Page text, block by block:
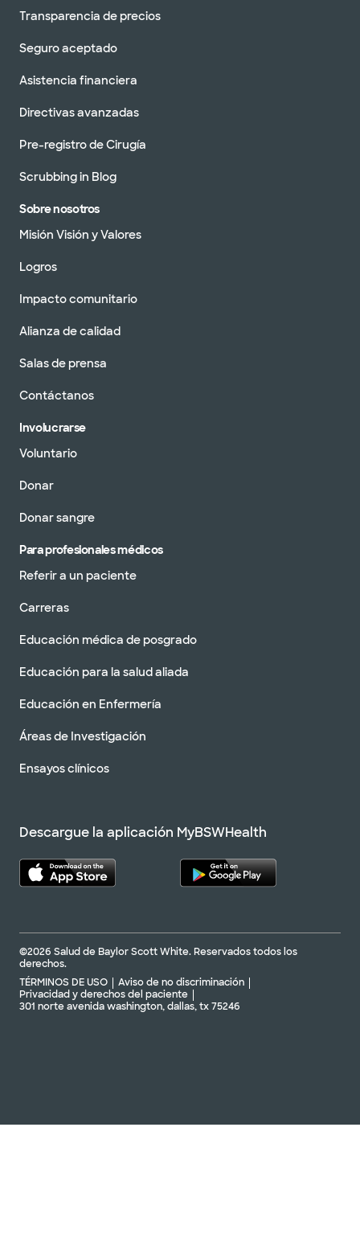
Transparencia de precios
Seguro aceptado
Asistencia financiera
Directivas avanzadas
Pre-registro de Cirugía
Scrubbing in Blog
Sobre nosotros
Misión Visión y Valores
Logros
Impacto comunitario
Alianza de calidad
Salas de prensa
Contáctanos
Involucrarse
Voluntario
Donar
Donar sangre
Para profesionales médicos
Referir a un paciente
Carreras
Educación médica de posgrado
Educación para la salud aliada
Educación en Enfermería
Áreas de Investigación
Ensayos clínicos
Descargue la aplicación MyBSWHealth
©2026 Salud de Baylor Scott White. Reservados todos los
derechos.
TÉRMINOS DE USO
Aviso de no discriminación
Privacidad y derechos del paciente
301 norte avenida washington, dallas, tx 75246